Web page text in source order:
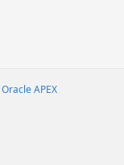
Oracle APEX